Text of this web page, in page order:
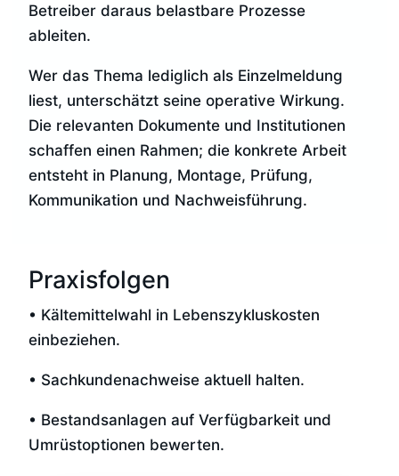
Betreiber daraus belastbare Prozesse
ableiten.
Wer das Thema lediglich als Einzelmeldung
liest, unterschätzt seine operative Wirkung.
Die relevanten Dokumente und Institutionen
schaffen einen Rahmen; die konkrete Arbeit
entsteht in Planung, Montage, Prüfung,
Kommunikation und Nachweisführung.
Praxisfolgen
• Kältemittelwahl in Lebenszykluskosten
einbeziehen.
• Sachkundenachweise aktuell halten.
• Bestandsanlagen auf Verfügbarkeit und
Umrüstoptionen bewerten.